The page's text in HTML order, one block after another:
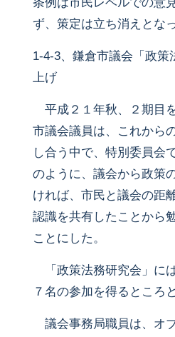
ず、策定は立ち消えとな
1-4-3、鎌倉市議会「政策
上げ
平成２１年秋、２期目
市議会議員は、これから
し合う中で、特別委員会
のように、議会から政策
ければ、市民と議会の距
認識を共有したことから
ことにした。
「政策法務研究会」に
７名の参加を得るところ
議会事務局職員は、オ